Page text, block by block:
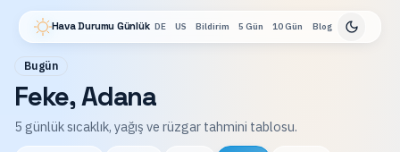
Hava Durumu Günlük DE US Bildirim 5 Gün 10 Gün Blog
Bugün
Feke, Adana
5 günlük sıcaklık, yağış ve rüzgar tahmini tablosu.